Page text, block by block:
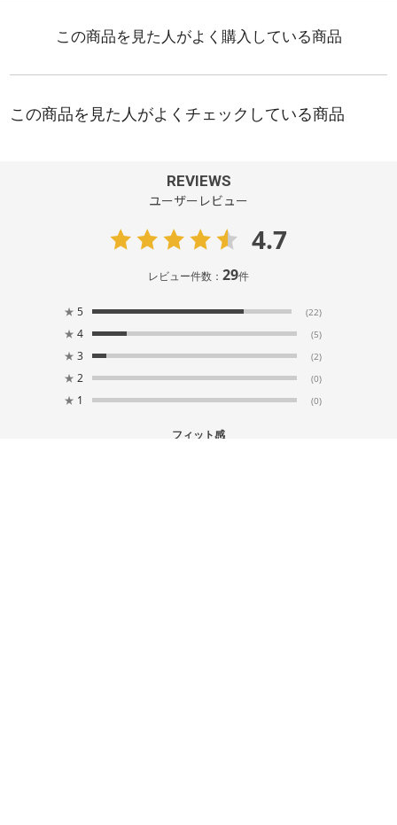
REVIEWS
ユーザーレビュー
4.7
レビュー件数： 29件
★ 5 (22)
★ 4 (5)
★ 3 (2)
★ 2 (0)
★ 1 (0)
フィット感